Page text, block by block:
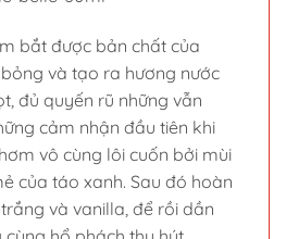
vô cùng lôi cuốn bởi mùi
của táo xanh. Sau đó hoàn
và vanilla, để rồi dần
hổ phách thu hút.
càng về sau bạn sẽ càng
hơn. CHARME BELLE phù
có tính cách tự tin, thoải mái